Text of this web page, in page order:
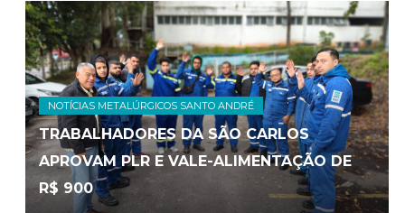
NOTÍCIAS METALÚRGICOS SANTO ANDRÉ
TRABALHADORES DA SÃO CARLOS
APROVAM PLR E VALE-ALIMENTAÇÃO DE
R$ 900